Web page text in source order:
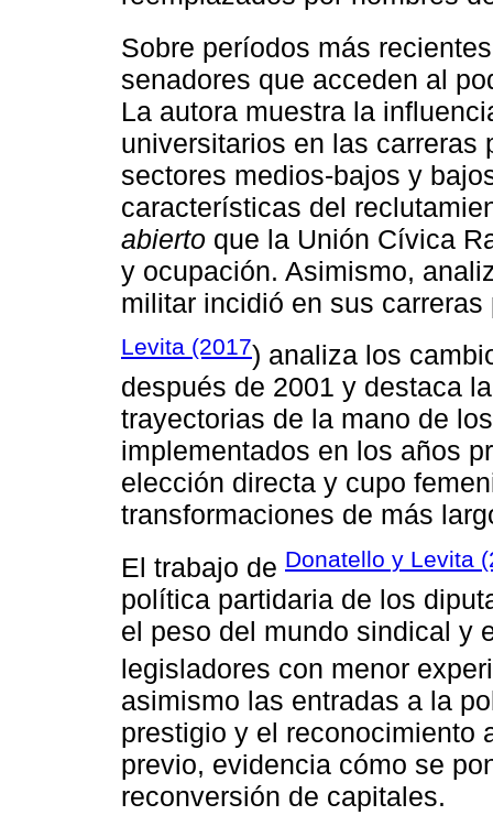
Sobre períodos más
senadores que acceden al
La autora muestra la
universitarios en las carreras
sectores medios-bajos y
características del
abierto que la Unión Cívica
y ocupación. Asimismo,
militar incidió en sus
Levita (2017) analiza los
después de 2001 y destaca
trayectorias de la mano de
implementados en los años
elección directa y cupo
transformaciones de más
El trabajo de Donatello y Levita
política partidaria de los
el peso del mundo sindical y
legisladores con menor
asimismo las entradas a la
prestigio y el reconocimiento
previo, evidencia cómo se
reconversión de capitales.